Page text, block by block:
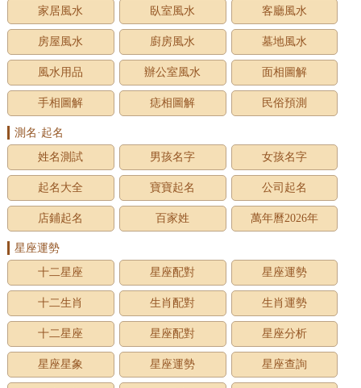
家居風水
臥室風水 客廳風水
房屋風水 廚房風水 墓地風水
風水用品 辦公室風水 面相圖解
手相圖解 痣相圖解 民俗預測
測名·起名
姓名測試
男孩名字 女孩名字
起名大全 寶寶起名 公司起名
店鋪起名 百家姓 萬年曆2026年
星座運勢
十二星座
星座配對 星座運勢
十二生肖 生肖配對 生肖運勢
十二星座 星座配對 星座分析
星座星象 星座運勢 星座查詢